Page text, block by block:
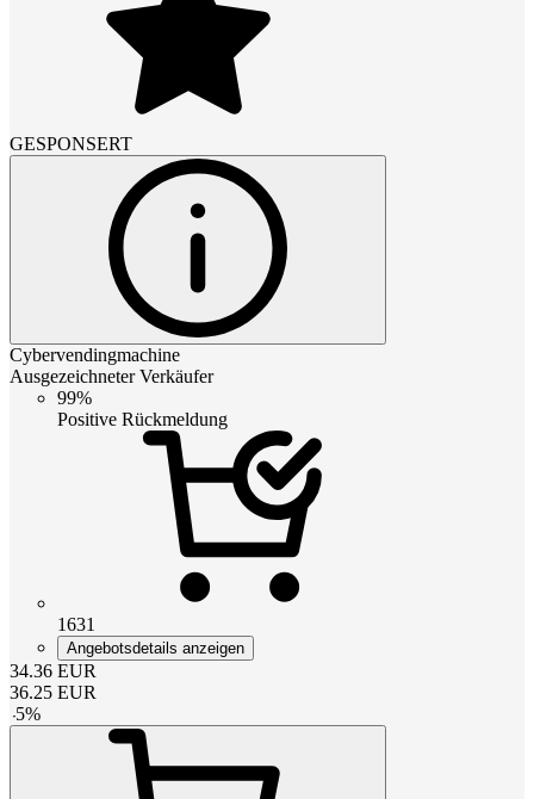
GESPONSERT
Cybervendingmachine
Ausgezeichneter Verkäufer
99%
Positive Rückmeldung
1631
Angebotsdetails anzeigen
34.36 EUR
36.25 EUR
-5%